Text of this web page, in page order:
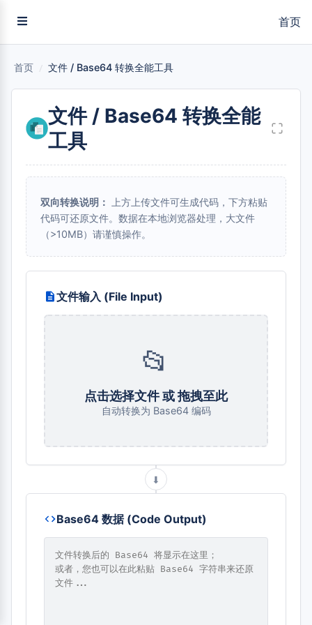
首页
首页 / 文件 / Base64 转换全能工具
文件 / Base64 转换全能
工具
双向转换说明：
上方上传文件可生成代码，下方粘贴
代码可还原文件。数据在本地浏览器处理，大文件
（>10MB）请谨慎操作。
文件输入 (File Input)
📂
点击选择文件 或 拖拽至此
自动转换为 Base64 编码
⬇
Base64 数据 (Code Output)